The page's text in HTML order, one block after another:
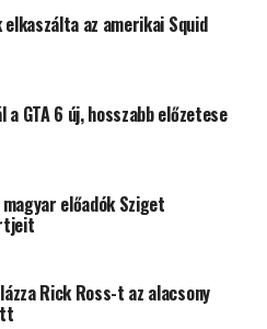
az amerikai Squid
GTA 6 új, hosszabb előzetese
előadók Sziget
Rick Ross-t az alacsony